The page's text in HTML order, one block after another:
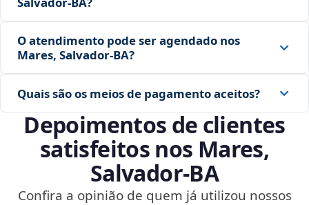
O atendimento pode ser agendado nos
Mares, Salvador‑BA?
Quais são os meios de pagamento aceitos?
Depoimentos de clientes
satisfeitos nos Mares,
Salvador‑BA
Confira a opinião de quem já utilizou nossos